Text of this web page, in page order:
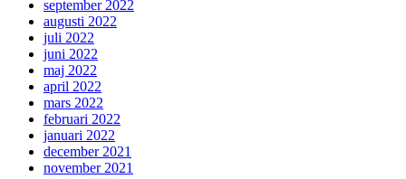
september 2022
augusti 2022
juli 2022
juni 2022
maj 2022
april 2022
mars 2022
februari 2022
januari 2022
december 2021
november 2021